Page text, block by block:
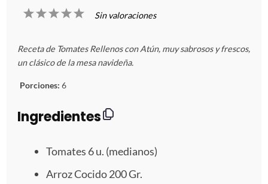
5
s
r
e
l
4
s
r
l
3
s
t
r
l
2
s
t
r
e
l
1
s
t
r
l
Sin valoraciones
Receta de Tomates Rellenos con Atún, muy sabrosos y frescos,
un clásico de la mesa navideña.
Porciones: 6
Ingredientes
Tomates 6u. (medianos)
Arroz Cocido200Gr.